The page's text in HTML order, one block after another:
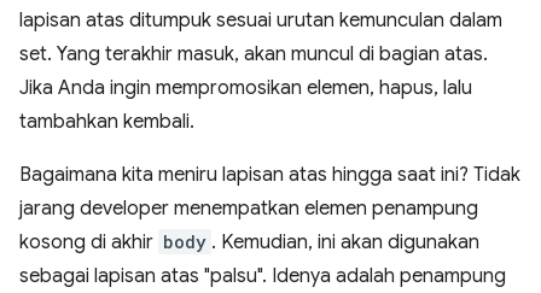
lapisan atas ditumpuk sesuai urutan kemunculan dalam
set. Yang terakhir masuk, akan muncul di bagian atas.
Jika Anda ingin mempromosikan elemen, hapus, lalu
tambahkan kembali.
Bagaimana kita meniru lapisan atas hingga saat ini? Tidak
jarang developer menempatkan elemen penampung
kosong di akhir body . Kemudian, ini akan digunakan
sebagai lapisan atas "palsu". Idenya adalah penampung